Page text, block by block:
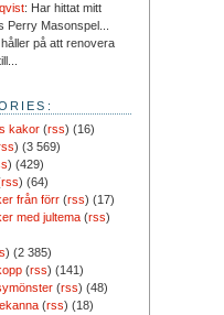
: Har hittat mitt
Perry Masonspel...
på att renovera
kakor(rss) (16)
) (3 569)
) (429)
rss) (64)
från förr(rss) (17)
med jultema(rss)
) (2 385)
(rss) (141)
(rss) (48)
(rss) (18)